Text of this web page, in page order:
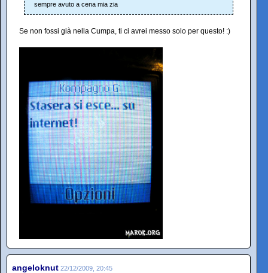
sempre avuto a cena mia zia
Se non fossi già nella Cumpa, ti ci avrei messo solo per questo! :)
angeloknut 22/12/2009, 20:45